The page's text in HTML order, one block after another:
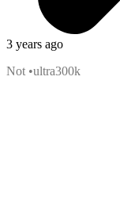
3 years ago
Not •ultra300k